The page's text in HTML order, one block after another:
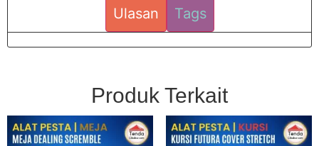
Ulasan Tags
Produk Terkait